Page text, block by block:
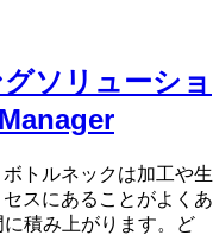
ソリューショ
トルネックは加工や生
スにあることがよくあ
積み上がります。ど